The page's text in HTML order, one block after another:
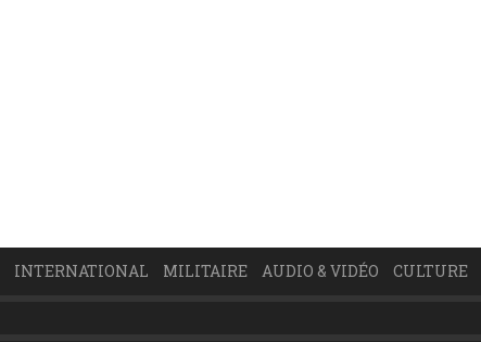
INTERNATIONAL MILITAIRE AUDIO & VIDÉO CULTURE